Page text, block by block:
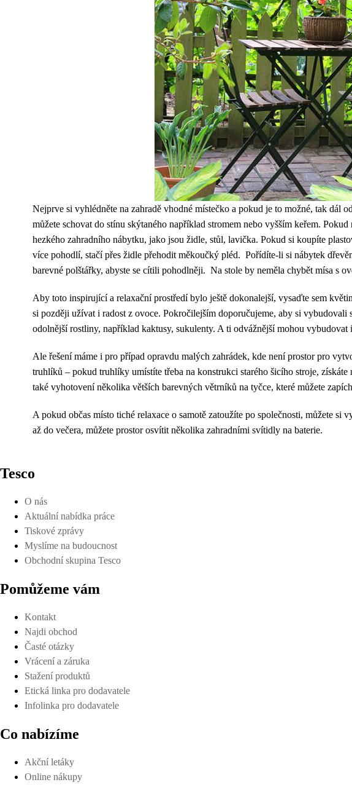
Nejprve si vyhlédněte na zahradě vhodné místečko a pokud je to možné, tak dál
můžete schovat do stínu skýtaného například stromem nebo vyšším keřem.
hezkého zahradního nábytku, jako jsou židle, stůl, lavička. Pokud si koupíte
více pohodlí, stačí přes židle přehodit měkoučký pléd. Pořídíte-li si nábytek
barevné polštářky, abyste se cítili pohodlněji. Na stole by neměla chybět mísa s
Aby toto inspirující a relaxační prostředí bylo ještě dokonalejší, vysaďte sem
si později užívat i radost z ovoce. Pokročilejším doporučujeme, aby si
odolnější rostliny, například kaktusy, sukulenty. A ti odvážnější mohou
Ale řešení máme i pro případ opravdu malých zahrádek, kde není prostor pro
truhlíků – pokud truhlíky umístíte třeba na konstrukci starého šicího stroje,
také vyhotovení několika větších barevných větrníků na tyčce, které můžete
A pokud občas místo tiché relaxace o samotě zatoužíte po společnosti, můžete
až do večera, můžete prostor osvítit několika zahradními svítidly na baterie.
Tesco
O nás
Aktuální nabídka práce
Tiskové zprávy
Myslíme na budoucnost
Obchodní skupina Tesco
Pomůžeme vám
Kontakt
Najdi obchod
Časté otázky
Vrácení a záruka
Stažení produktů
Etická linka pro dodavatele
Infolinka pro dodavatele
Co nabízíme
Akční letáky
Online nákupy